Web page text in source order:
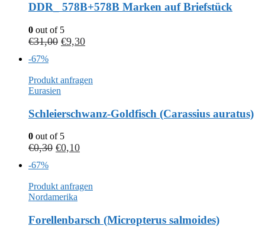
DDR_ 578B+578B Marken auf Briefstück
0 out of 5
€31,00 €9,30
-67%
Produkt anfragen
Eurasien
Schleierschwanz-Goldfisch (Carassius auratus)
0 out of 5
€0,30 €0,10
-67%
Produkt anfragen
Nordamerika
Forellenbarsch (Micropterus salmoides)